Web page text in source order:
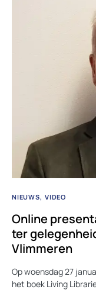
NIEUWS VIDEO
Online
ter
Vlimmeren
Op woensdag 27
het boek Living